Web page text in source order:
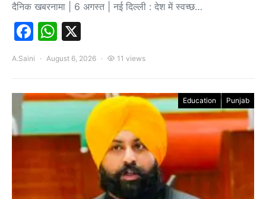
दैनिक खबरनामा | 6 अगस्त | नई दिल्ली : देश में स्वच्छ…
Facebook
WhatsApp
A.Saini August 6, 2026 11 views
Education Punjab